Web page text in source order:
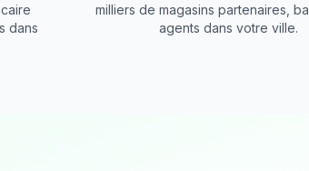
dans
milliers de magasins partenaires,
agents dans votre ville.